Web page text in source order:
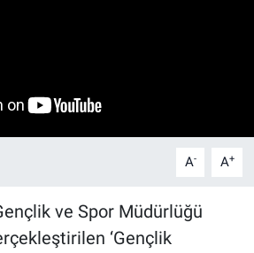
A- A+
ve Spor Müdürlüğü
‘Gençlik